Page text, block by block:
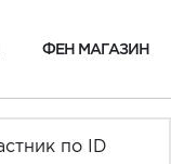
ФЕН МАГАЗИН